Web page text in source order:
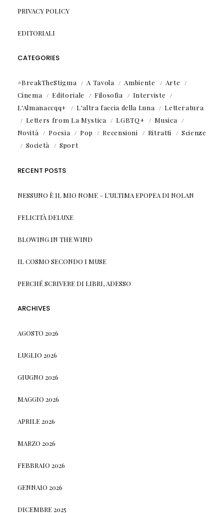
PRIVACY POLICY
EDITORIALI
CATEGORIES
#BreakTheStigma A Tavola Ambiente
Arte
Cinema
Editoriale Filosofia
Interviste
L'Almanaccqq+
L'altra faccia della Luna
Letteratura
Letters from La Mystica
LGBTQ+
Musica
Novità
Poesia Pop Recensioni Ritratti
Scienze
Società
Sport
RECENT POSTS
NESSUNO È IL MIO NOME – L’ULTIMA EPOPEA DI NOLAN
FELICITÀ DELUXE
BLOWING IN THE WIND
IL COSMO SECONDO I MUSE
PERCHÉ SCRIVERE DI LIBRI, ADESSO
ARCHIVES
AGOSTO 2026
LUGLIO 2026
GIUGNO 2026
MAGGIO 2026
APRILE 2026
MARZO 2026
FEBBRAIO 2026
GENNAIO 2026
DICEMBRE 2025